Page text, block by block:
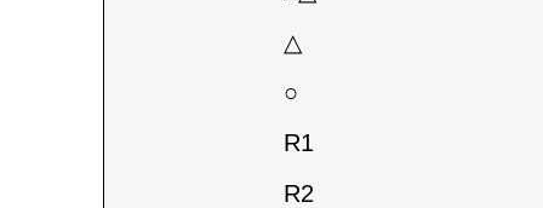
△
○
R1
R2